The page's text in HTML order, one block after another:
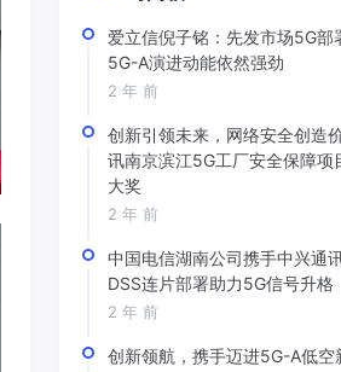
爱立信倪子铭：先发市场5G部
5G-A演进动能依然强劲
2 年 前
创新引领未来，网络安全创造
讯南京滨江5G工厂安全保障项
大奖
2 年 前
中国电信湖南公司携手中兴通
DSS连片部署助力5G信号升格
2 年 前
创新领航，携手迈进5G-A低空